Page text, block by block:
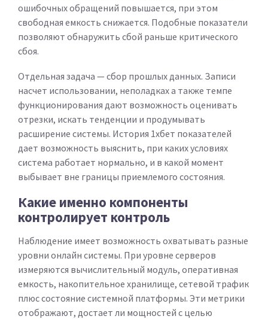
ошибочных обращений повышается, при этом
свободная емкость снижается. Подобные показатели
позволяют обнаружить сбой раньше критического
сбоя.
Отдельная задача — сбор прошлых данных. Записи
насчет использовании, неполадках а также темпе
функционирования дают возможность оценивать
отрезки, искать тенденции и продумывать
расширение системы. История 1хбет показателей
дает возможность выяснить, при каких условиях
система работает нормально, и в какой момент
выбывает вне границы приемлемого состояния.
Какие именно компоненты
контролирует контроль
Наблюдение имеет возможность охватывать разные
уровни онлайн системы. При уровне серверов
измеряются вычислительный модуль, оперативная
емкость, накопительное хранилище, сетевой трафик
плюс состояние системной платформы. Эти метрики
отображают, достает ли мощностей с целью